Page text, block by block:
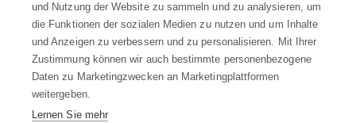
+49 25 197 159 962 Mo-Fr 8:00—16:00 Uhr
ALLE KONTAKTE
und Nutzung der Website zu sammeln und zu analysieren, um
die Funktionen der sozialen Medien zu nutzen und um Inhalte
und Anzeigen zu verbessern und zu personalisieren. Mit Ihrer
Zustimmung können wir auch bestimmte personenbezogene
Daten zu Marketingzwecken an Marketingplattformen
weitergeben.
Lernen Sie mehr